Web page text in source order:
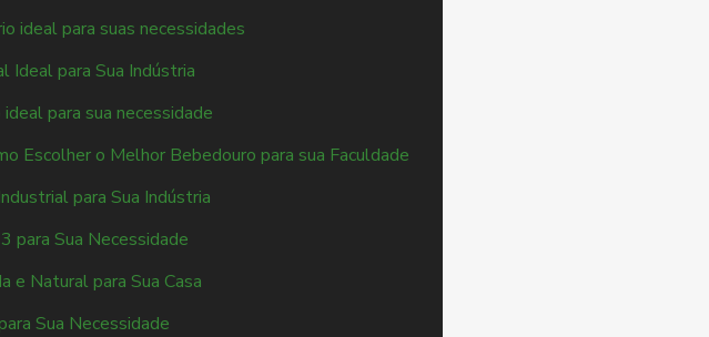
ideal para suas necessidades
Ideal para Sua Indústria
para sua necessidade
Escolher o Melhor Bebedouro para sua Faculdade
para Sua Indústria
para Sua Necessidade
e Natural para Sua Casa
Sua Necessidade